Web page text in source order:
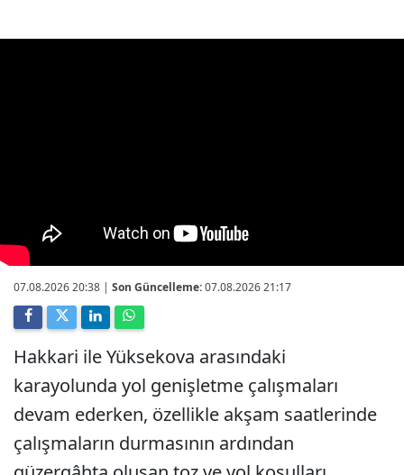
07.08.2026 20:38 | Son Güncelleme:07.08.2026 21:17
Hakkari ile Yüksekova arasındaki
karayolunda yol genişletme çalışmaları
devam ederken, özellikle akşam saatlerinde
çalışmaların durmasının ardından